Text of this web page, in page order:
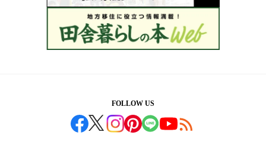
FOLLOW US